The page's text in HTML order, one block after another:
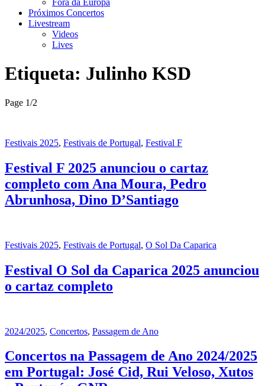
Fora da Europa
Próximos Concertos
Livestream
Videos
Lives
Etiqueta: Julinho KSD
Page 1/2
Festivais 2025, Festivais de Portugal, Festival F
Festival F 2025 anunciou o cartaz
completo com Ana Moura, Pedro
Abrunhosa, Dino D’Santiago
Festivais 2025, Festivais de Portugal, O Sol Da Caparica
Festival O Sol da Caparica 2025 anunciou
o cartaz completo
2024/2025, Concertos, Passagem de Ano
Concertos na Passagem de Ano 2024/2025
em Portugal: José Cid, Rui Veloso, Xutos